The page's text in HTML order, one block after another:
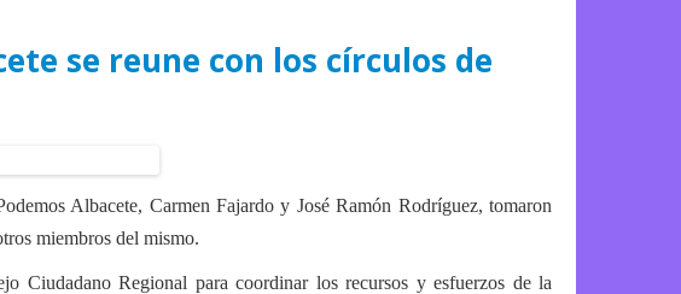
se reune con los círculos de
Albacete, Carmen Fajardo y José Ramón Rodríguez, tomaron
miembros del mismo.
Ciudadano Regional para coordinar los recursos y esfuerzos de la